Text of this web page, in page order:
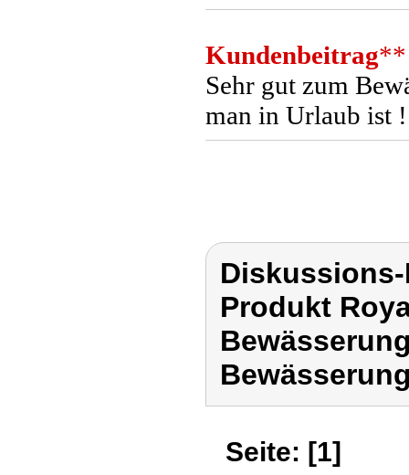
Kundenbeitrag**
Sehr gut zum
man in Urlaub ist !
Produkt
Seite: [1]